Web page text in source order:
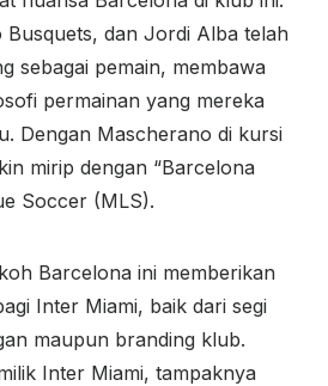
Busquets, dan Jordi Alba telah
sebagai pemain, membawa
permainan yang mereka
Dengan Mascherano di kursi
mirip dengan “Barcelona
Soccer (MLS).
Barcelona ini memberikan
Inter Miami, baik dari segi
maupun branding klub.
Inter Miami, tampaknya